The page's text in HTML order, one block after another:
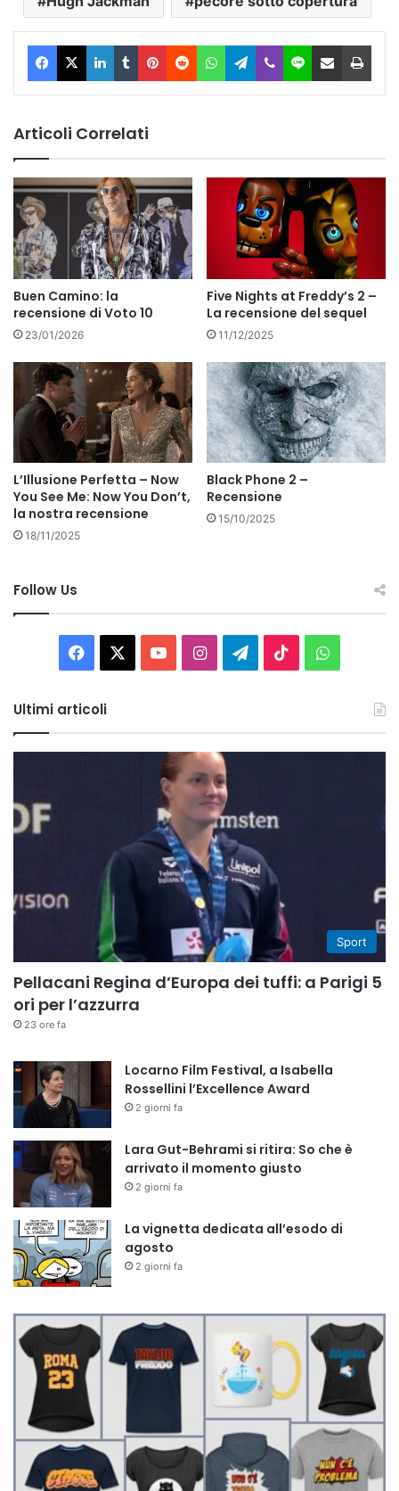
Facebook
X LinkedIn
TumblrPinterest
RedditWhatsAppTelegram
ViberLine Condividi via Email
Articoli Correlati
Buen Camino: la
recensione di Voto 10
23/01/2026
Five Nights at Freddy’s 2 –
La recensione del sequel
11/12/2025
L’Illusione Perfetta – Now
You See Me: Now You Don’t,
la nostra recensione
18/11/2025
Black Phone 2 –
Recensione
15/10/2025
Follow Us
Facebook You InstagramTelegram
TikTok
Ultimi articoli
Sport
Pellacani Regina d’Europa dei tuffi: a Parigi 5
ori per l’azzurra
23 ore fa
Locarno Film Festival, a Isabella
Rossellini l’Excellence Award
2 giorni fa
Lara Gut-Behrami si ritira: So che è
arrivato il momento giusto
2 giorni fa
La vignetta dedicata all’esodo di
agosto
2 giorni fa